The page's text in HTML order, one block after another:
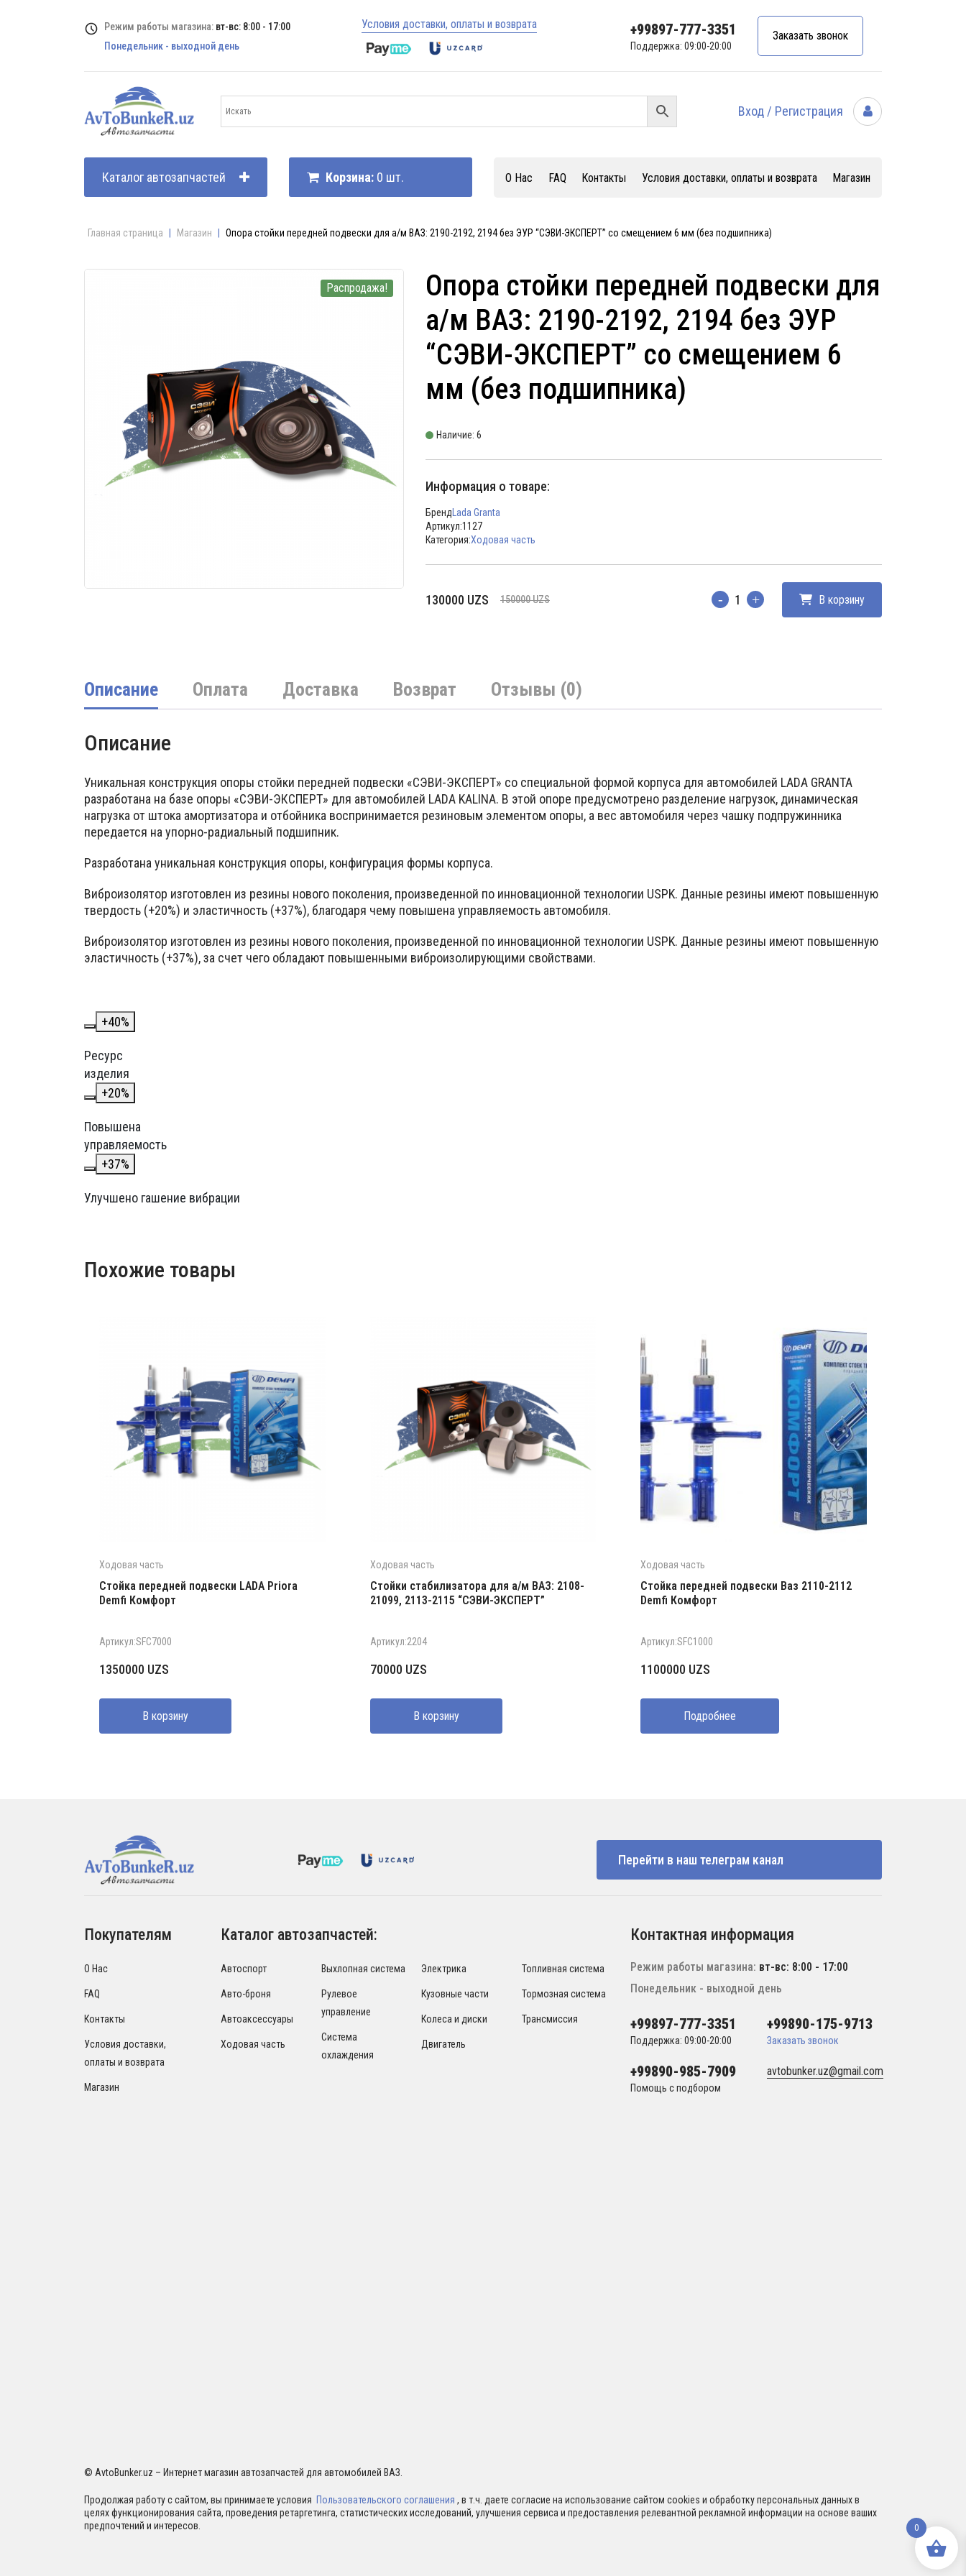
Режим работы магазина: вт-вс: 8:00 - 17:00
Понедельник - выходной день
Условия доставки, оплаты и возврата +99897-777-3351
Поддержка: 09:00-20:00
Заказать звонок
Вход / Регистрация
Каталог автозапчастей Корзина: 0 шт. О Нас FAQ Контакты Условия доставки, оплаты и возврата Магазин
Главная страница Магазин Опора стойки передней подвески для а/м ВАЗ: 2190-2192, 2194 без ЭУР “СЭВИ-ЭКСПЕРТ” со смещением 6 мм (без подшипника)
Распродажа!
Опора стойки передней подвески для
а/м ВАЗ: 2190-2192, 2194 без ЭУР
“СЭВИ-ЭКСПЕРТ” со смещением 6
мм (без подшипника)
Наличие: 6
Информация о товаре:
Бренд Lada Granta
Артикул:1127
Категория:Ходовая часть
150000UZS
Первоначальная
130000 UZS
Текущая
Количество В корзину
Описание Оплата Доставка Возврат Отзывы (0)
Описание
Уникальная конструкция опоры стойки передней подвески «СЭВИ-ЭКСПЕРТ» со специальной формой корпуса для автомобилей LADA GRANTA
разработана на базе опоры «СЭВИ-ЭКСПЕРТ» для автомобилей LADA KALINA. В этой опоре предусмотрено разделение нагрузок, динамическая
нагрузка от штока амортизатора и отбойника воспринимается резиновым элементом опоры, а вес автомобиля через чашку подпружинника
передается на упорно-радиальный подшипник.
Разработана уникальная конструкция опоры, конфигурация формы корпуса.
Виброизолятор изготовлен из резины нового поколения, произведенной по инновационной технологии USPK. Данные резины имеют повышенную
твердость (+20%) и эластичность (+37%), благодаря чему повышена управляемость автомобиля.
Виброизолятор изготовлен из резины нового поколения, произведенной по инновационной технологии USPK. Данные резины имеют повышенную
эластичность (+37%), за счет чего обладают повышенными виброизолирующими свойствами.
+40%
Ресурс
изделия
+20%
Повышена
управляемость
+37%
Улучшено гашение вибрации
Похожие товары
Ходовая часть
Стойка передней подвески LADA Priora
Demfi Комфорт
Артикул:SFC7000
1350000 UZS
В корзину
Ходовая часть
Стойки стабилизатора для а/м ВАЗ: 2108-
21099, 2113-2115 “СЭВИ-ЭКСПЕРТ”
Артикул:2204
70000 UZS
В корзину
Ходовая часть
Стойка передней подвески Ваз 2110-2112
Demfi Комфорт
Артикул:SFC1000
1100000 UZS
Подробнее
Перейти в наш телеграм канал
Покупателям
О Нас
FAQ
Контакты
Условия доставки,
оплаты и возврата
Магазин
Каталог автозапчастей:
Автоспорт
Авто-броня
Автоаксессуары
Ходовая часть
Выхлопная система
Рулевое
управление
Система
охлаждения
Электрика
Кузовные части
Колеса и диски
Двигатель
Топливная система
Тормозная система
Трансмиссия
Контактная информация
Режим работы магазина: вт-вс: 8:00 - 17:00
Понедельник - выходной день
+99897-777-3351
Поддержка: 09:00-20:00
+99890-175-9713
Заказать звонок
+99890-985-7909
Помощь с подбором
avtobunker.uz@gmail.com
© AvtoBunker.uz – Интернет магазин автозапчастей для автомобилей ВАЗ.
Продолжая работу с сайтом, вы принимаете условия Пользовательского соглашения , в т.ч. даете согласие на использование сайтом cookies и обработку персональных данных в
целях функционирования сайта, проведения ретаргетинга, статистических исследований, улучшения сервиса и предоставления релевантной рекламной информации на основе ваших
предпочтений и интересов.
0